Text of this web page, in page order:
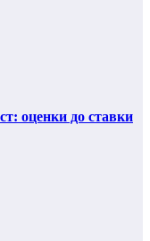
оценки до ставки